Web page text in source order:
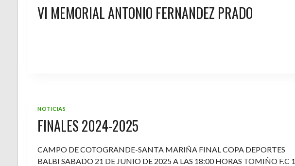
VI MEMORIAL ANTONIO FERNANDEZ PRADO
NOTICIAS
FINALES 2024-2025
CAMPO DE COTOGRANDE-SANTA MARIÑA FINAL COPA DEPORTES
BALBI SABADO 21 DE JUNIO DE 2025 A LAS 18:00 HORAS TOMIÑO F.C 1